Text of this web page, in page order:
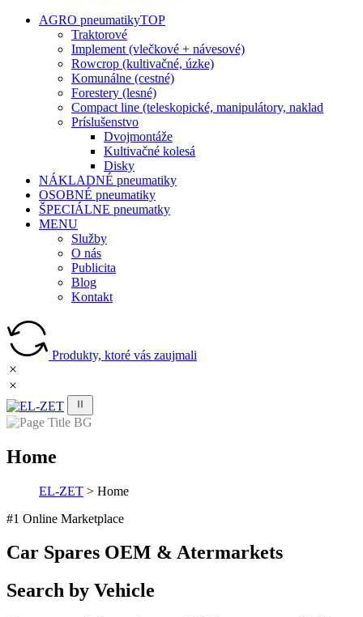
AGRO pneumatikyTOP
Traktorové
Implement (vlečkové + návesové)
Rowcrop (kultivačné, úzke)
Komunálne (cestné)
Forestery (lesné)
Compact line (teleskopické, manipulátory, naklad
Príslušenstvo
Dvojmontáže
Kultivačné kolesá
Disky
NÁKLADNÉ pneumatiky
OSOBNÉ pneumatiky
ŠPECIÁLNE pneumatky
MENU
Služby
O nás
Publicita
Blog
Kontakt
Produkty, ktoré vás zaujmali
Home
EL-ZET > Home
#1 Online Marketplace
Car Spares OEM & Atermarkets
Search by Vehicle